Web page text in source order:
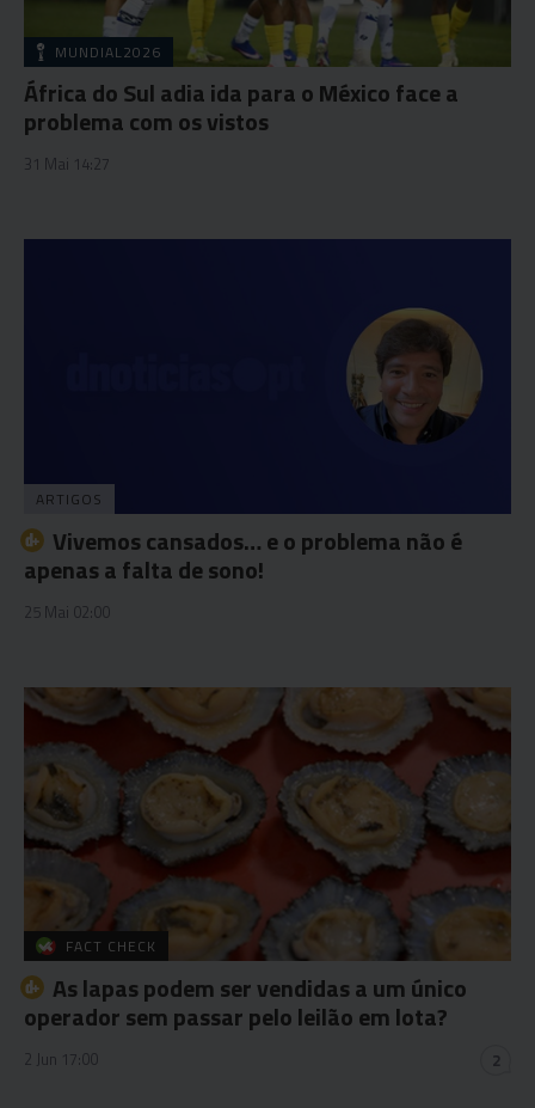
MUNDIAL2026
África do Sul adia ida para o México face a
problema com os vistos
31 Mai 14:27
ARTIGOS
Vivemos cansados… e o problema não é
apenas a falta de sono!
25 Mai 02:00
FACT CHECK
As lapas podem ser vendidas a um único
operador sem passar pelo leilão em lota?
2 Jun 17:00 2